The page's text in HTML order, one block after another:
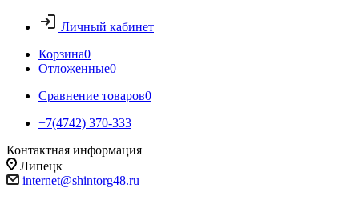
Личный кабинет
Корзина0
Отложенные0
Сравнение товаров0
+7(4742) 370-333
Контактная информация
Липецк
internet@shintorg48.ru